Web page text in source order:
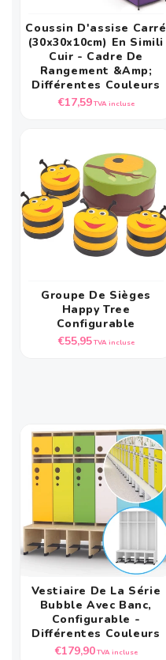
Coussin D'assise Carré
(30x30x10cm) En Simili
Cuir - Cadre De
Rangement &amp;
Différentes Couleurs
Prix
€17,59TVA incluse
Groupe De Sièges
Happy Tree
Configurable
Prix
€55,95TVA incluse
Vestiaire De La Série
Bubble Avec Banc,
Configurable -
Différentes Couleurs
Prix
€179,90TVA incluse